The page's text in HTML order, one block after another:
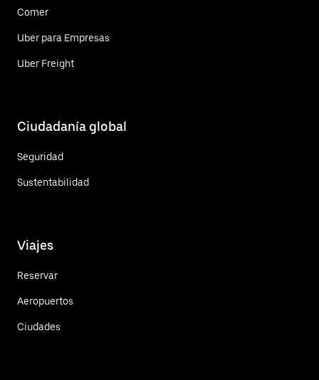
Comer
Uber para Empresas
Uber Freight
Ciudadanía global
Seguridad
Sustentabilidad
Viajes
Reservar
Aeropuertos
Ciudades